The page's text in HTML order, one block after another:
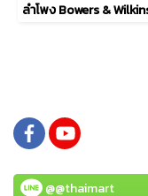
@@thaimart